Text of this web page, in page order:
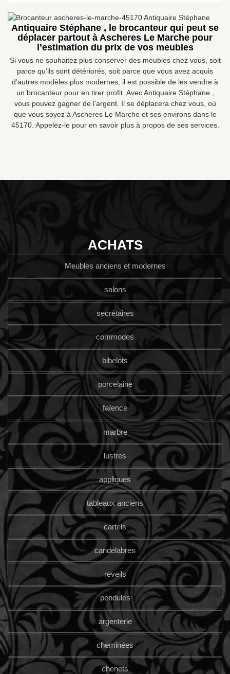
Antiquaire Stéphane , le brocanteur qui peut se
déplacer partout à Ascheres Le Marche pour
l’estimation du prix de vos meubles
Si vous ne souhaitez plus conserver des meubles chez vous, soit
parce qu’ils sont détériorés, soit parce que vous avez acquis
d’autres modèles plus modernes, il est possible de les vendre à
un brocanteur pour en tirer profit. Avec Antiquaire Stéphane ,
vous pouvez gagner de l’argent. Il se déplacera chez vous, où
que vous soyez à Ascheres Le Marche et ses environs dans le
45170. Appelez-le pour en savoir plus à propos de ses services.
ACHATS
Meubles anciens et modernes
salons
secrétaires
commodes
bibelots
porcelaine
faïence
marbre
lustres
appliques
tableaux anciens
cartels
candelabres
reveils
pendules
argenterie
cheminées
chenets